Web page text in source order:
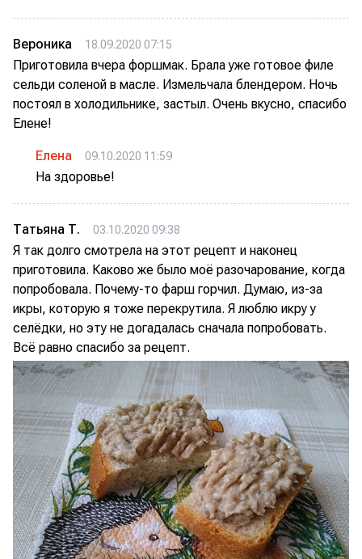
Вероника 18.09.2020 07:15
Приготовила вчера форшмак. Брала уже готовое филе
сельди соленой в масле. Измельчала блендером. Ночь
постоял в холодильнике, застыл. Очень вкусно, спасибо
Елене!
Елена 09.10.2020 11:59
На здоровье!
Татьяна Т. 03.10.2020 09:38
Я так долго смотрела на этот рецепт и наконец
приготовила. Каково же было моё разочарование, когда
попробовала. Почему-то фарш горчил. Думаю, из-за
икры, которую я тоже перекрутила. Я люблю икру у
селёдки, но эту не догадалась сначала попробовать.
Всё равно спасибо за рецепт.